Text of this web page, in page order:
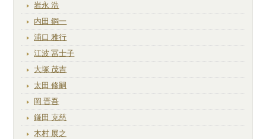
岩永 浩
内田 鋼一
浦口 雅行
江波 冨士子
大塚 茂吉
太田 修嗣
岡 晋吾
鎌田 克慈
木村 展之